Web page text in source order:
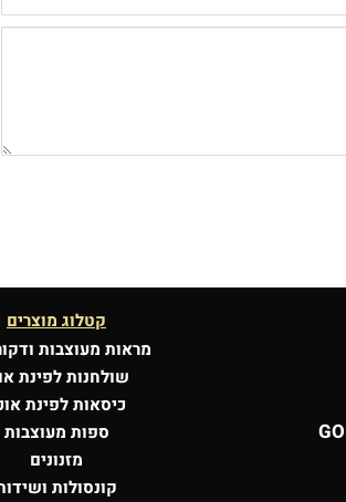
קטלוג מוצרים
מראות מעוצבות
שולחנות לפינת
כיסאות לפינת
ספות מעוצבות
מזנונים
קונסולות